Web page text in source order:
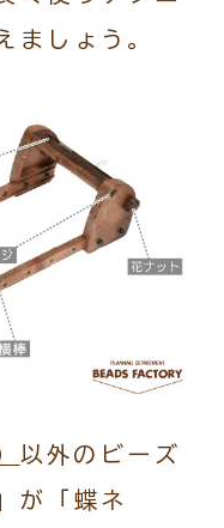
ましょう。
以外のビーズ
が「蝶ネ